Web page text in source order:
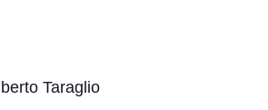
Taraglio